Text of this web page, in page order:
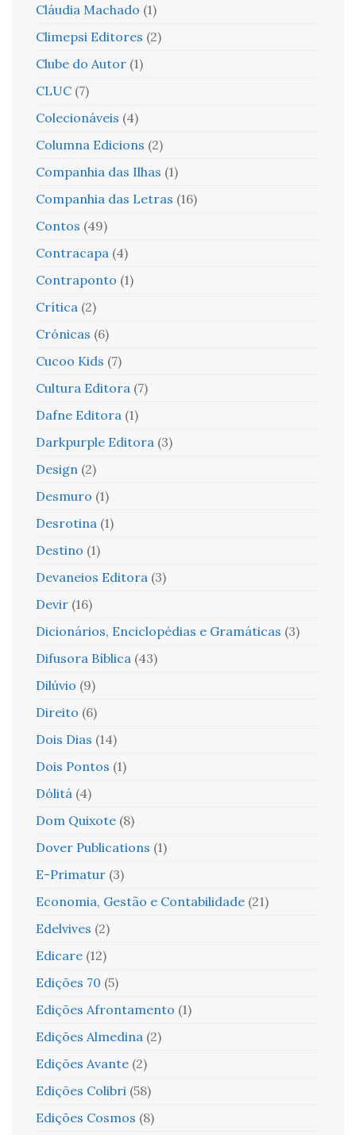
Cláudia Machado (1)
Climepsi Editores (2)
Clube do Autor (1)
CLUC (7)
Colecionáveis (4)
Columna Edicions (2)
Companhia das Ilhas (1)
Companhia das Letras (16)
Contos (49)
Contracapa (4)
Contraponto (1)
Crítica (2)
Crónicas (6)
Cucoo Kids (7)
Cultura Editora (7)
Dafne Editora (1)
Darkpurple Editora (3)
Design (2)
Desmuro (1)
Desrotina (1)
Destino (1)
Devaneios Editora (3)
Devir (16)
Dicionários, Enciclopédias e Gramáticas (3)
Difusora Bíblica (43)
Dilúvio (9)
Direito (6)
Dois Dias (14)
Dois Pontos (1)
Dólitá (4)
Dom Quixote (8)
Dover Publications (1)
E-Primatur (3)
Economia, Gestão e Contabilidade (21)
Edelvives (2)
Edicare (12)
Edições 70 (5)
Edições Afrontamento (1)
Edições Almedina (2)
Edições Avante (2)
Edições Colibri (58)
Edições Cosmos (8)